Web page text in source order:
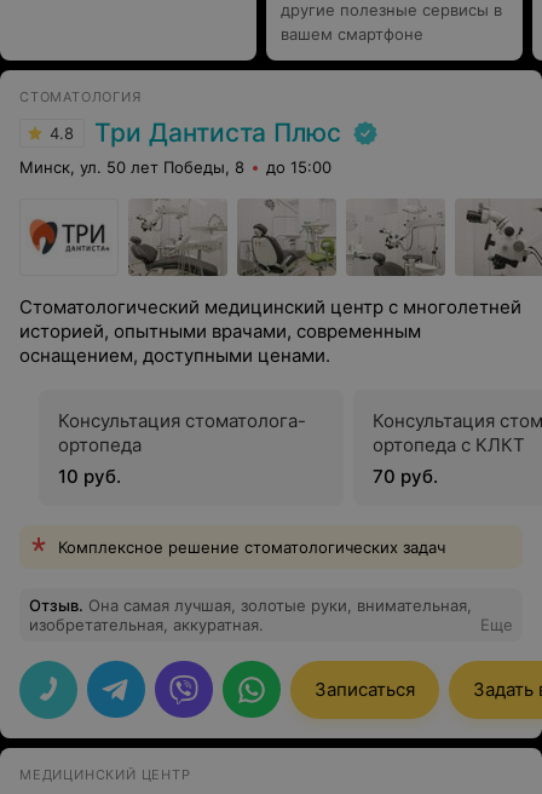
другие полезные сервисы в
вашем смартфоне
СТОМАТОЛОГИЯ
4.8 Три Дантиста Плюс
Минск, ул. 50 лет Победы, 8 до 15:00
Стоматологический медицинский центр с многолетней
историей, опытными врачами, современным
оснащением, доступными ценами.
Консультация стоматолога-
ортопеда
10 руб.
Консультация
ортопеда с КЛКТ
70 руб.
Комплексное решение стоматологических задач
Отзыв. Она самая лучшая, золотые руки, внимательная,
изобретательная, аккуратная.
Еще
Записаться Задать
МЕДИЦИНСКИЙ ЦЕНТР